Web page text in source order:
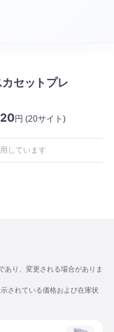
セットプレ
円 (20サイト)
しています
り、変更される場合がありま
されている価格および在庫状